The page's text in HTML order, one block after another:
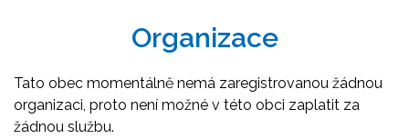
Organizace
Tato obec momentálně nemá zaregistrovanou žádnou
organizaci, proto není možné v této obci zaplatit za
žádnou službu.